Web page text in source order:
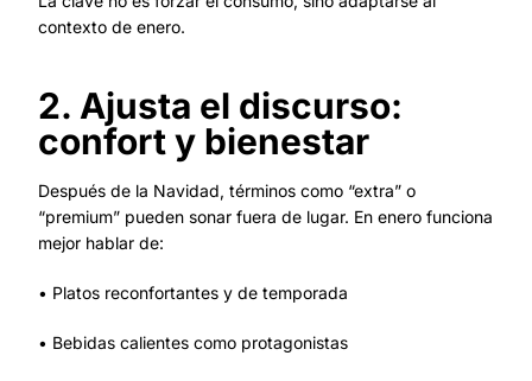
contexto de enero.
2. Ajusta el discurso:
confort y bienestar
Después de la Navidad, términos como “extra” o
“premium” pueden sonar fuera de lugar. En enero funciona
mejor hablar de:
• Platos reconfortantes y de temporada
• Bebidas calientes como protagonistas